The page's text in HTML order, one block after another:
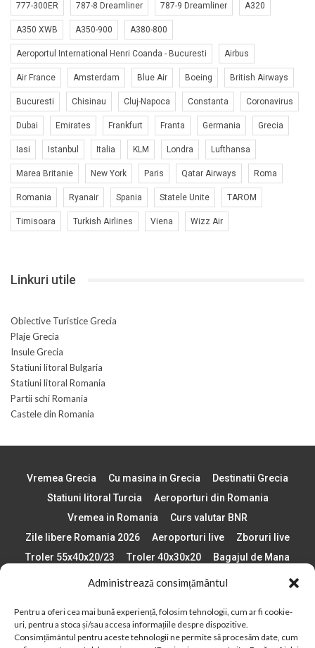
Administrează consimțământul
Pentru a oferi cea mai bună experiență, folosim tehnologii, cum ar fi cookie-
uri, pentru a stoca și/sau accesa informațiile despre dispozitive.
Consimțământul pentru aceste tehnologii ne permite să procesăm date, cum
777-300ER 787-8 Dreamliner 787-9 Dreamliner A320
A350 XWB A350-900 A380-800
Aeroportul International Henri Coanda - Bucuresti Airbus
Air France Amsterdam Blue Air Boeing British Airways
Bucuresti Chisinau Cluj-Napoca Constanta Coronavirus
Dubai Emirates Frankfurt Franta Germania Grecia
Iasi Istanbul Italia KLM Londra Lufthansa
Marea Britanie New York Paris Qatar Airways Roma
Romania Ryanair Spania Statele Unite TAROM
Timisoara Turkish Airlines Viena Wizz Air
Linkuri utile
Obiective Turistice Grecia
Plaje Grecia
Insule Grecia
Statiuni litoral Bulgaria
Statiuni litoral Romania
Partii schi Romania
Castele din Romania
Vremea Grecia Cu masina in Grecia
Destinatii Grecia
Statiuni litoral Turcia
Aeroporturi din Romania
Vremea in Romania
Curs valutar BNR
Zile libere Romania 2026
Aeroporturi live
Zboruri live
Troler 55x40x20/23
Troler 40x30x20
Bagajul de Mana
Paste 2026
Cele mai bune telefoane
Plaje din Europa
Concerte Romania 2025
Asigurare de calatorie
Când se schimba ora în 2026